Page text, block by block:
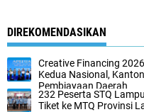
DIREKOMENDASIKAN
Creative Financing
Kedua Nasional,
Pembiayaan Daerah
232 Peserta STQ
Tiket ke MTQ Provinsi